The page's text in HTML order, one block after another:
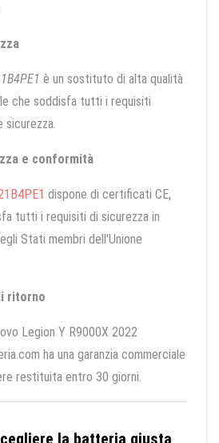
è un sostituto di alta qualità
che soddisfa tutti i requisiti
sicurezza.
e conformità
dispone di certificati CE,
tutti i requisiti di sicurezza in
Stati membri dell'Unione
ritorno
Legion Y R9000X 2022
ha una garanzia commerciale
restituita entro 30 giorni.